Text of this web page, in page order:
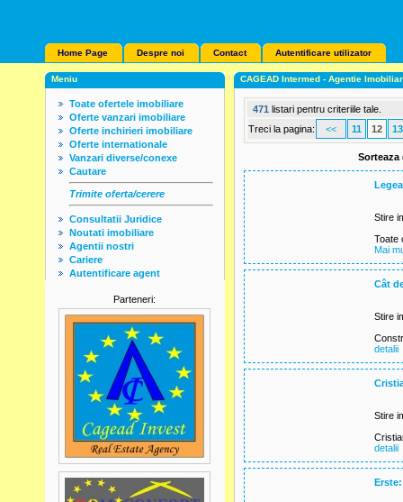
Home Page Despre noi Contact Autentificare utilizator
Meniu
Toate ofertele imobiliare
Oferte vanzari imobiliare
Oferte inchirieri imobiliare
Oferte internationale
Vanzari diverse/conexe
Cautare
Trimite oferta/cerere
Consultatii Juridice
Noutati imobiliare
Agentii nostri
Cariere
Autentificare agent
Parteneri:
CAGEAD Intermed - Agentie
471 listari pentru criteriile tale.
Treci la pagina:
<< 11 12 13
Stire
Toate
Mai
Cât
Stire
detalii
Stire
detalii